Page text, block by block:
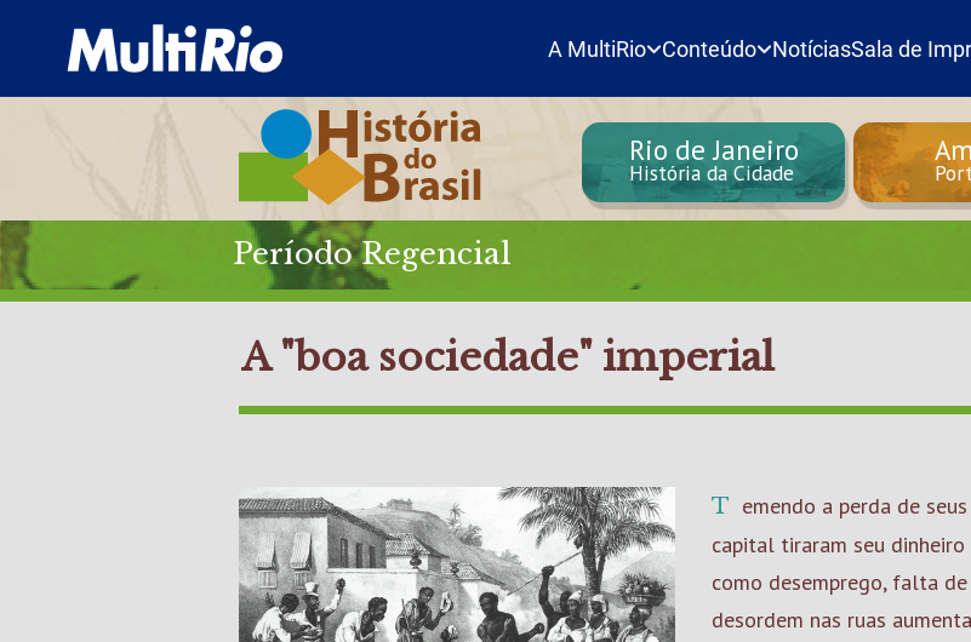
A MultiRio Conteúdo NotíciasSala de
Rio de Janeiro
História da Cidade
Período Regencial
A "boa sociedade" imperial
Temendo a perda de seus negócios, muitos comerciantes e donos de
capital tiraram seu
como desemprego, falta
desordem nas ruas